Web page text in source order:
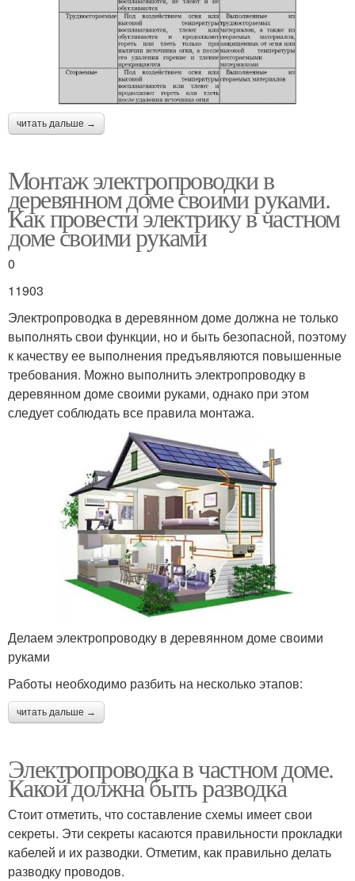
читать дальше →
Монтаж электропроводки в
деревянном доме своими руками.
Как провести электрику в частном
доме своими руками
0
11903
Электропроводка в деревянном доме должна не только
выполнять свои функции, но и быть безопасной, поэтому
к качеству ее выполнения предъявляются повышенные
требования. Можно выполнить электропроводку в
деревянном доме своими руками, однако при этом
следует соблюдать все правила монтажа.
Делаем электропроводку в деревянном доме своими
руками
Работы необходимо разбить на несколько этапов:
читать дальше →
Электропроводка в частном доме.
Какой должна быть разводка
Стоит отметить, что составление схемы имеет свои
секреты. Эти секреты касаются правильности прокладки
кабелей и их разводки. Отметим, как правильно делать
разводку проводов.